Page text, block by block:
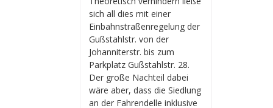
sich all dies mit einer
Einbahnstraßenregelung der
Gußstahlstr. von der
Johanniterstr. bis zum
Parkplatz Gußstahlstr. 28.
Der große Nachteil dabei
wäre aber, dass die Siedlung
an der Fahrendelle inklusive